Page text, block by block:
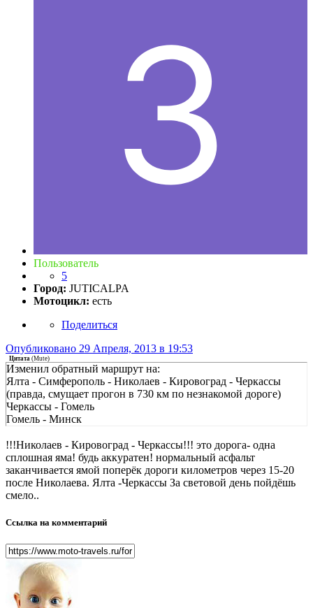
Пользователь
5
Город: JUTICALPA
Мотоцикл: есть
Поделиться
Опубликовано 29 Апреля, 2013 в 19:53
Цитата (Mute)
Изменил обратный маршрут на:
Ялта - Симферополь - Николаев - Кировоград - Черкассы
(правда, смущает прогон в 730 км по незнакомой дороге)
Черкассы - Гомель
Гомель - Минск
!!!Николаев - Кировоград - Черкассы!!! это дорога- одна
сплошная яма! будь аккуратен! нормальный асфальт
заканчивается ямой поперёк дороги километров через 15-20
после Николаева. Ялта -Черкассы За световой день пойдёшь
смело..
Ссылка на комментарий